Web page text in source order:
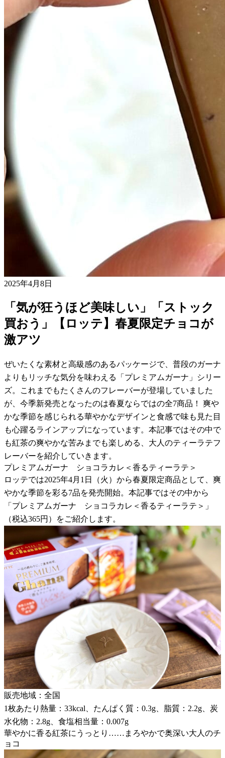
2025年4月8日
「気が狂うほど美味しい」「ストック
買おう」【ロッテ】春夏限定チョコが
激アツ
ぜいたくな素材と高級感のあるパッケージで、普段のガーナ
よりもリッチな気分を味わえる「プレミアムガーナ」シリー
ズ。これまでもたくさんのフレーバーが登場していました
が、今季新発売となったのは春夏ならではの全7商品！ 爽や
かな季節を感じられる華やかなデザインと食感で味も見た目
も心躍るラインアップになっています。本記事ではその中で
も紅茶の爽やかな苦みまでも楽しめる、大人のティーラテフ
レーバーを紹介していきます。
プレミアムガーナ ショコラカレ＜香るティーラテ＞
ロッテでは2025年4月1日（火）から春夏限定商品として、爽
やかな季節を彩る7品を発売開始。本記事ではその中から
「プレミアムガーナ ショコラカレ＜香るティーラテ＞」
（税込365円）をご紹介します。
販売地域：全国
1枚あたり熱量：33kcal、たんぱく質：0.3g、脂質：2.2g、炭
水化物：2.8g、食塩相当量：0.007g
華やかに香る紅茶にうっとり……まろやかで奥深い大人のチ
ョコ